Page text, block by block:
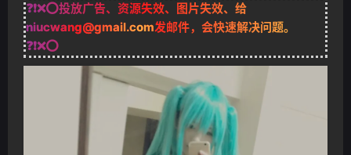
❓❗❌⭕投放广告、资源失效、图片失效、给
niucwang@gmail.com发邮件，会快速解决问题。
❓❗❌⭕